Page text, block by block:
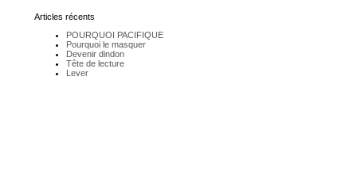
Articles récents
POURQUOI PACIFIQUE
Pourquoi le masquer
Devenir dindon
Tête de lecture
Lever